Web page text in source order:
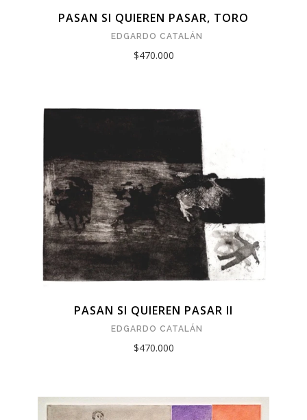
PASAN SI QUIEREN PASAR, TORO
EDGARDO CATALÁN
$470.000
PASAN SI QUIEREN PASAR II
EDGARDO CATALÁN
$470.000